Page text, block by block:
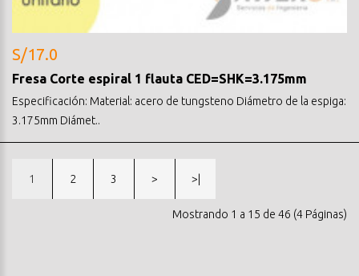
S/17.0
Fresa Corte espiral 1 flauta CED=SHK=3.175mm
Especificación: Material: acero de tungsteno Diámetro de la espiga:
3.175mm Diámet..
1 2 3 > >|
Mostrando 1 a 15 de 46 (4 Páginas)